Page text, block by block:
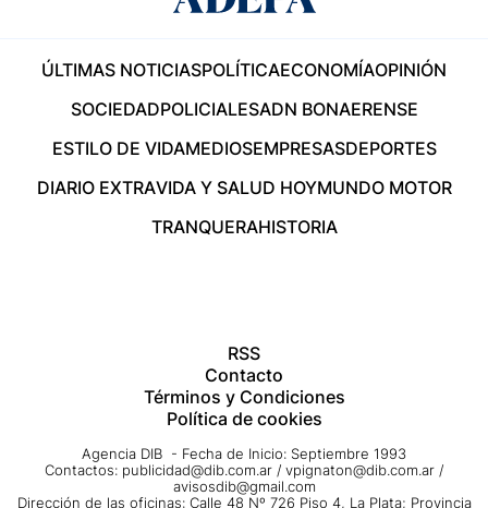
ÚLTIMAS NOTICIASPOLÍTICAECONOMÍAOPINIÓN
SOCIEDADPOLICIALESADN BONAERENSE
ESTILO DE VIDAMEDIOSEMPRESASDEPORTES
DIARIO EXTRAVIDA Y SALUD HOYMUNDO MOTOR
TRANQUERAHISTORIA
RSS
Contacto
Términos y Condiciones
Política de cookies
Agencia DIB - Fecha de Inicio: Septiembre 1993
Contactos: publicidad@dib.com.ar / vpignaton@dib.com.ar /
avisosdib@gmail.com
Dirección de las oficinas: Calle 48 Nº 726 Piso 4, La Plata; Provincia